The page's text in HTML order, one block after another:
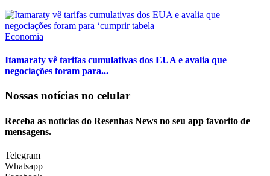
Economia
Itamaraty vê tarifas cumulativas dos EUA e avalia que
negociações foram para...
Nossas notícias no celular
Receba as notícias do Resenhas News no seu app favorito de
mensagens.
Telegram
Whatsapp